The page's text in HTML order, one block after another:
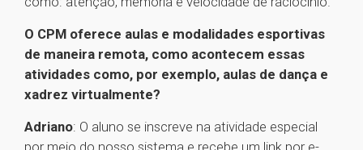
O CPM oferece aulas e modalidades esportivas
de maneira remota, como acontecem essas
atividades como, por exemplo, aulas de dança e
xadrez virtualmente?
Adriano: O aluno se inscreve na atividade especial